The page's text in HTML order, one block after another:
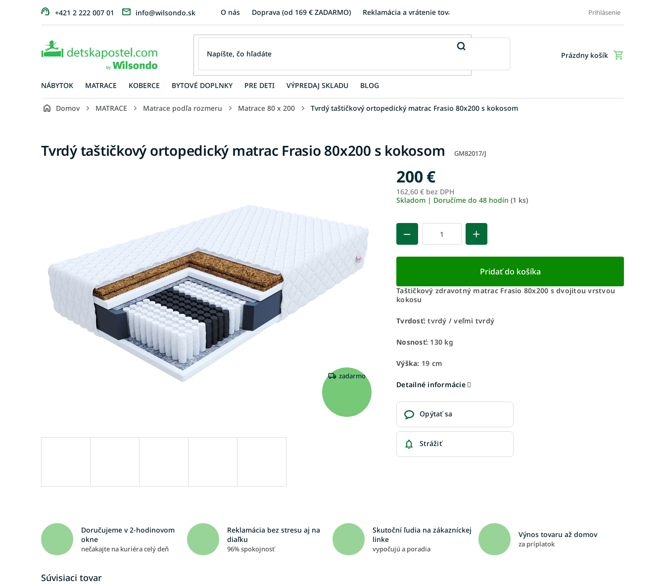
+421 2 222 007 01 info@wilsondo.sk O nás Doprava (od 169 € ZADARMO) Reklamácia a vrátenie tovaru Doplnkové služby
Prihlásenie
Nákupný
Prázdny košík
NÁBYTOK MATRACE KOBERCE BYTOVÉ DOPLNKY PRE DETI VÝPREDAJ SKLADU BLOG
Domov MATRACE Matrace podľa rozmeru Matrace 80 x 200 Tvrdý taštičkový ortopedický matrac Frasio 80x200 s kokosom
Tvrdý taštičkový ortopedický matrac Frasio 80x200 s kokosom GM82017/J
zadarmo
200 €
162,60 € bez DPH
Skladom | Doručíme do 48 hodín (1 ks)
Pridať do košíka
Taštičkový zdravotný matrac Frasio 80x200 s dvojitou vrstvou
kokosu
Tvrdosť: tvrdý / veľmi tvrdý
Nosnosť: 130 kg
Výška: 19 cm
Detailné informácie
Opýtať sa
Strážiť
Doručujeme v 2-hodinovom
okne
nečakajte na kuriéra celý deň
Reklamácia bez stresu aj na
diaľku
96% spokojnosť
Skutoční ľudia na zákazníckej
linke
vypočujú a poradia
Výnos tovaru až domov
za príplatok
Súvisiaci tovar